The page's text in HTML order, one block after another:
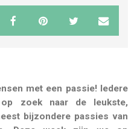
met een passie! Iedere
zoek naar de leukste,
bijzondere passies van